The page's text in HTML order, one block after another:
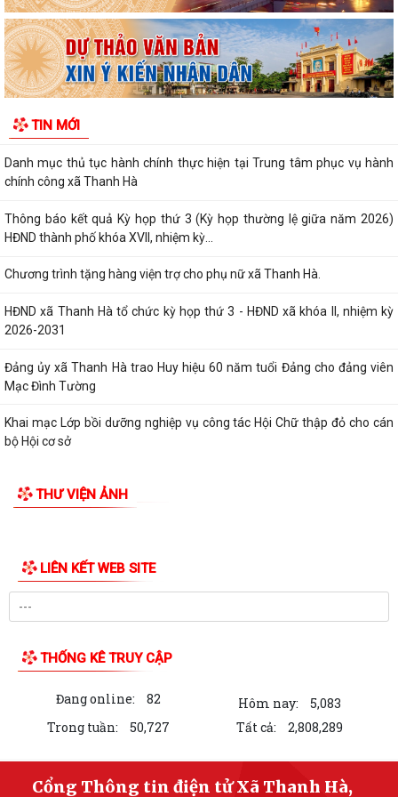
TIN MỚI
thuật "hỗi trợ số hoá dữ liệu đất...
Hải Phòng giảm thời gian giải quyết từ 50% trở lên hơn 1.900 thủ tục
hành chính
03/8/2026 đến ngày 07/8/2026
Danh mục thủ tục hành chính thực hiện tại Trung tâm phục vụ hành
chính công xã Thanh Hà
Thông báo kết quả Kỳ họp thứ 3 (Kỳ họp thường lệ giữa năm 2026)
HĐND thành phố khóa XVII, nhiệm kỳ...
Chương trình tặng hàng viện trợ cho phụ nữ xã Thanh Hà.
HĐND xã Thanh Hà tổ chức kỳ họp thứ 3 - HĐND xã khóa II, nhiệm kỳ
2026-2031
Đảng ủy xã Thanh Hà trao Huy hiệu 60 năm tuổi Đảng cho đảng viên
Mạc Đình Tường
Khai mạc Lớp bồi dưỡng nghiệp vụ công tác Hội Chữ thập đỏ cho cán
bộ Hội cơ sở
Công an xã Thanh Hà xử phạt vi phạm hành chính 110 triệu đồng đối
với 7 cơ sở kinh doanh có điều...
Hội nghị toàn quốc nghiên cứu, học tập, quán triệt và triển khai thực
Hà họp phiên thường kỳ Quý II...
Khai mạc Lớp bồi dưỡng cập nhật kiến thức cho cán bộ Hội Liên hiệp
Công an thành phố Hải Phòng khai giảng lớp bồi dưỡng nghiệp vụ cho
THƯ VIỆN ẢNH